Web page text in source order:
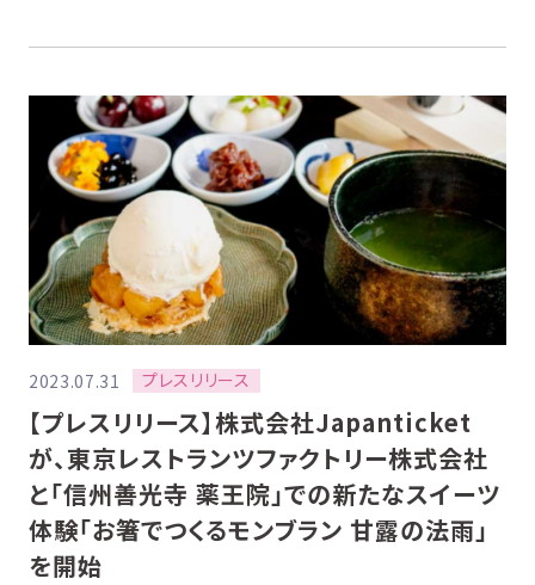
2023.07.31 プレスリリース
【プレスリリース】株式会社Japanticket
が、東京レストランツファクトリー株式会社
と「信州善光寺 薬王院」での新たなスイーツ
体験「お箸でつくるモンブラン 甘露の法雨」
を開始